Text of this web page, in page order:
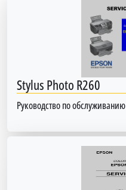
Stylus Photo R260
Руководство по обслуживанию